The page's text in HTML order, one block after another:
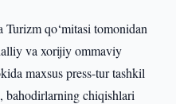
qo‘mitasi tomonidan
va xorijiy ommaviy
maxsus press-tur tashkil
bahodirlarning chiqishlari